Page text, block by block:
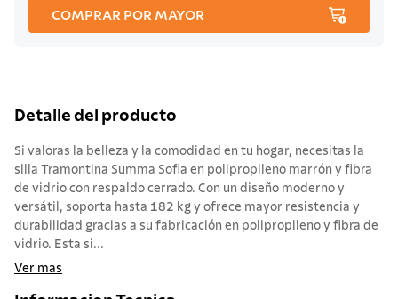
COMPRAR POR MAYOR
Detalle del producto
Si valoras la belleza y la comodidad en tu hogar, necesitas la
silla Tramontina Summa Sofia en polipropileno marrón y fibra
de vidrio con respaldo cerrado. Con un diseño moderno y
versátil, soporta hasta 182 kg y ofrece mayor resistencia y
durabilidad gracias a su fabricación en polipropileno y fibra de
vidrio. Esta si...
Ver mas